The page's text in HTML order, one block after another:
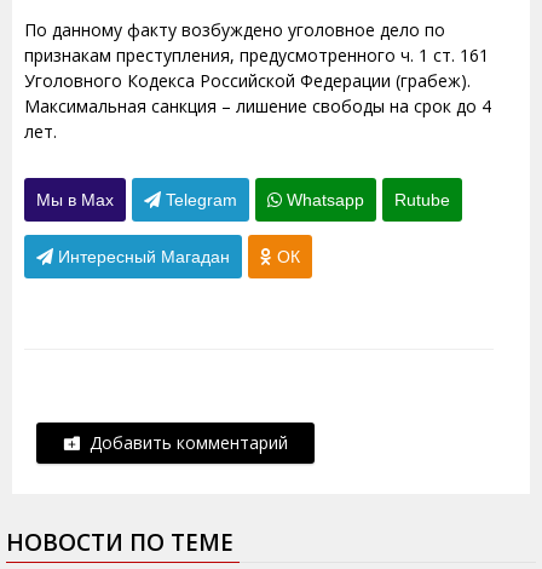
По данному факту возбуждено уголовное дело по
признакам преступления, предусмотренного ч. 1 ст. 161
Уголовного Кодекса Российской Федерации (грабеж).
Максимальная санкция – лишение свободы на срок до 4
лет.
Мы в Max Telegram Whatsapp Rutube
Интересный Магадан ОК
Добавить комментарий
НОВОСТИ ПО ТЕМЕ